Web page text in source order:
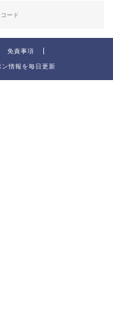
ード
免責事項
情報を毎日更新